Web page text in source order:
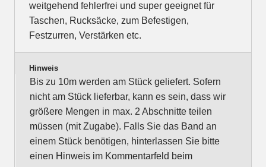
weitgehend fehlerfrei und super geeignet für
Taschen, Rucksäcke, zum Befestigen,
Festzurren, Verstärken etc.
Hinweis
Bis zu 10m werden am Stück geliefert. Sofern
nicht am Stück lieferbar, kann es sein, dass wir
größere Mengen in max. 2 Abschnitte teilen
müssen (mit Zugabe). Falls Sie das Band an
einem Stück benötigen, hinterlassen Sie bitte
einen Hinweis im Kommentarfeld beim